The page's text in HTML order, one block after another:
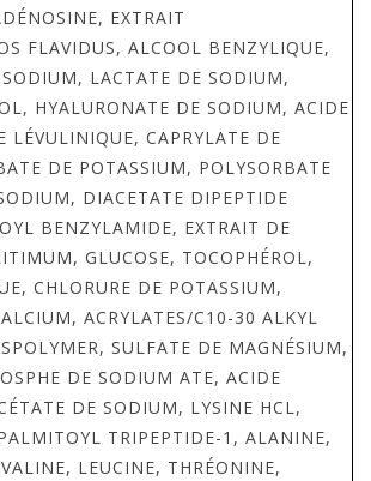
EXTRAIT
FLAVIDUS, ALCOOL BENZYLIQUE,
LACTATE DE SODIUM,
HYALURONATE DE SODIUM, ACIDE
LÉVULINIQUE, CAPRYLATE DE
DE POTASSIUM, POLYSORBATE
DIACETATE DIPEPTIDE
BENZYLAMIDE, EXTRAIT DE
GLUCOSE, TOCOPHÉROL,
CHLORURE DE POTASSIUM,
ACRYLATES/C10-30 ALKYL
SULFATE DE MAGNÉSIUM,
DE SODIUM ATE, ACIDE
DE SODIUM, LYSINE HCL,
TRIPEPTIDE-1, ALANINE,
LEUCINE, THRÉONINE,